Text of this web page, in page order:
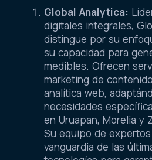
Global Analytica:
digitales integrales,
distingue por su
su capacidad para
medibles. Ofrecen
marketing de
analítica web,
necesidades
en Uruapan, Morelia y
Su equipo de
vanguardia de las